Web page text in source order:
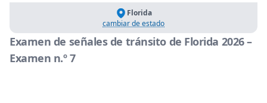
Florida
cambiar de estado
Examen de señales de tránsito de Florida 2026 –
Examen n.º 7